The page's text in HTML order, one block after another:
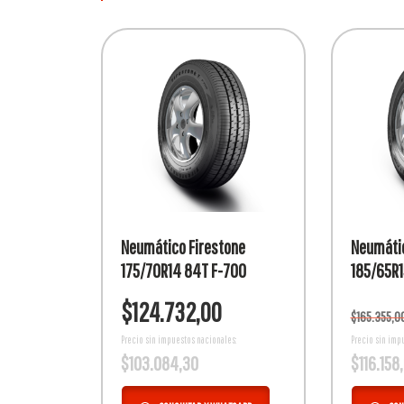
Neumático Firestone
175/70R14 84T F-700
$124.732,00
Precio sin impuestos nacionales:
$103.084,30
185/
$
Precio sin
$